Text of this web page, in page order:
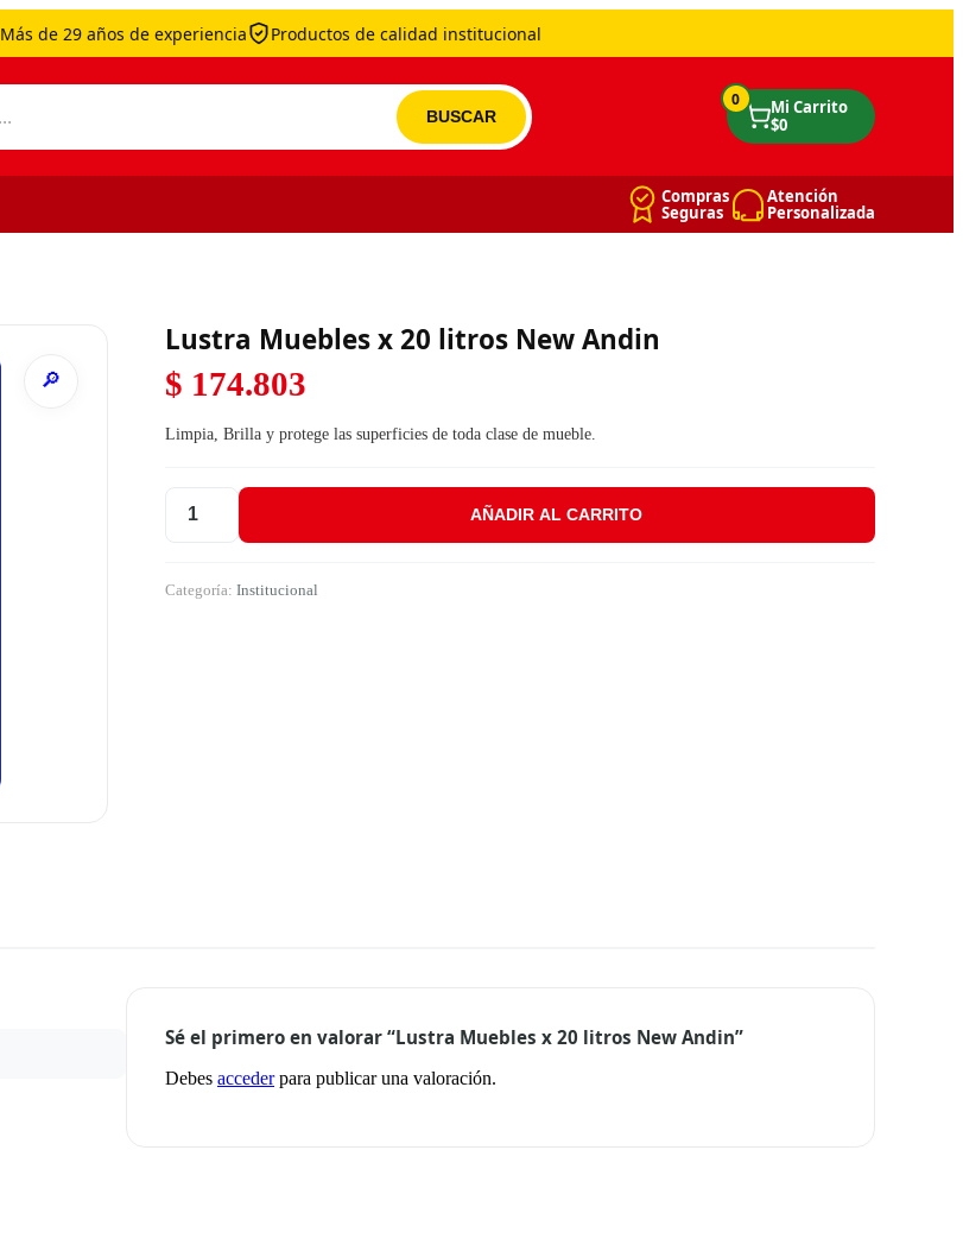
Más de 29 años de experiencia Productos de calidad institucional
0
Compras
Seguras
Atención
Personalizada
Lustra Muebles x 20 litros New Andin
$ 174.803
Limpia, Brilla y protege las superficies de toda clase de mueble.
Lustra Muebles x 20 litros New Andin cantidadAÑADIR AL CARRITO
Categoría: Institucional
Sé el primero en valorar “Lustra Muebles x 20 litros New Andin”
Debes accederpara publicar una valoración.